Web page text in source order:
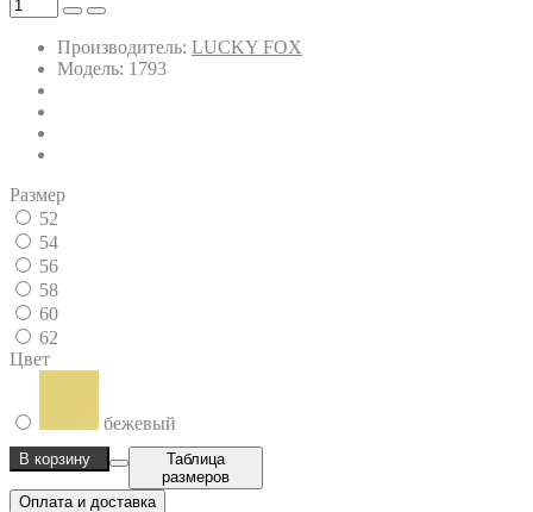
Производитель: LUCKY FOX
Модель: 1793
Размер
52
54
56
58
60
62
Цвет
бежевый
В корзину
Таблица
размеров
Оплата и доставка